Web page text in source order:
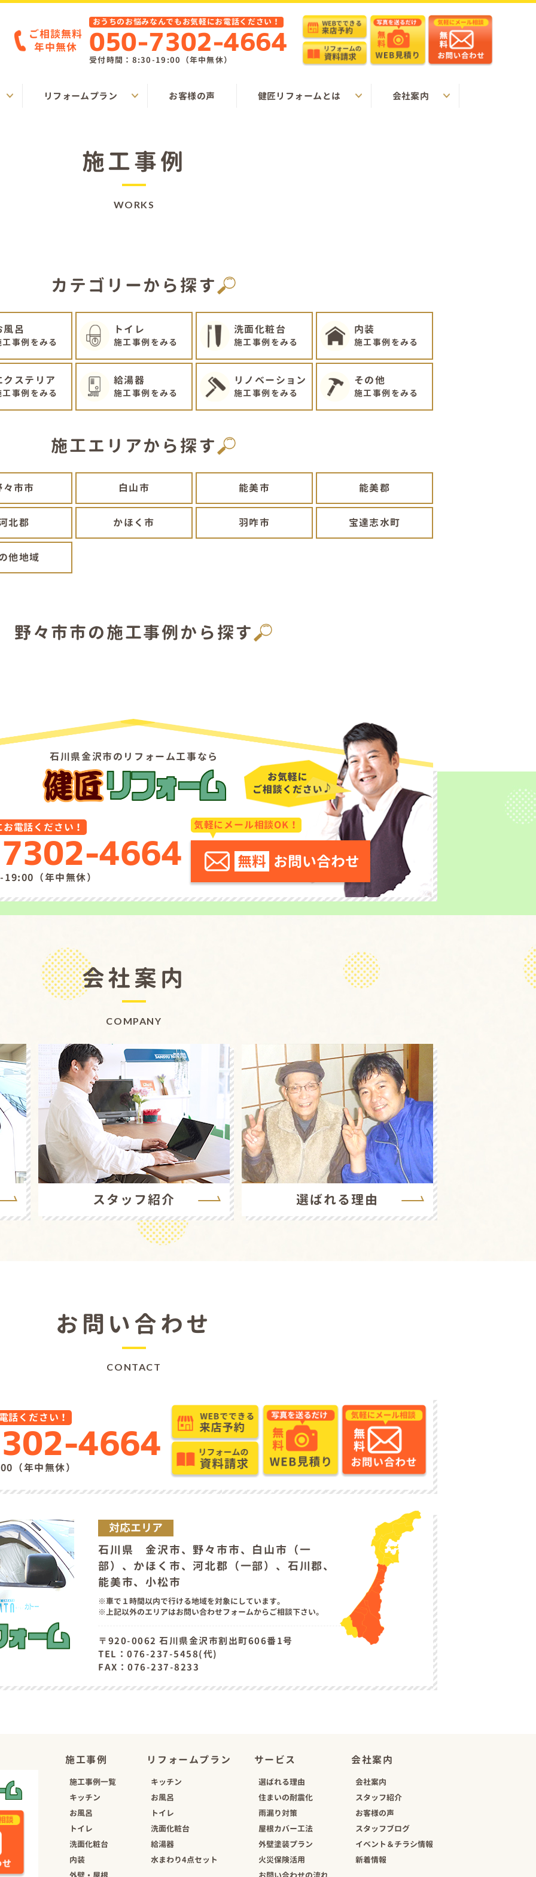
ご相談無料
年中無休
おうちのお悩みなんでもお気軽にお電話ください！
050-7302-4664
受付時間：8:30-19:00（年中無休）
リフォームプラン お客様の声 健匠リフォームとは 会社案内
施工事例
WORKS
カテゴリーから探す
風呂
工事例をみる
トイレ
施工事例をみる
洗面化粧台
施工事例をみる
内装
施工事例をみる
クステリア
工事例をみる
給湯器
施工事例をみる
リノベーション
施工事例をみる
その他
施工事例をみる
施工エリアから探す
々市市 白山市 能美市 能美郡
北郡 かほく市 羽咋市 宝達志水町
他地域
野々市市の施工事例から探す
石川県金沢市のリフォーム工事なら
電話ください！
4664
（年中無休）
気軽にメール相談OK！
無料 お問い合わせ
会社案内
COMPANY
スタッフ紹介 選ばれる理由
お問い合わせ
CONTACT
話ください！
4664
（年中無休）
対応エリア
石川県 金沢市、野々市市、白山市（一
部）、かほく市、河北郡（一部）、石川郡、
能美市、小松市
車で１時間以内で行ける地域を対象にしています。
上記以外のエリアはお問い合わせフォームからご相談下さい。
〒920-0062 石川県金沢市割出町606番1号
TEL：076-237-5458(代)
FAX：076-237-8233
施工事例
施工事例一覧
キッチン
お風呂
トイレ
洗面化粧台
内装
リフォームプラン
キッチン
お風呂
トイレ
洗面化粧台
給湯器
水まわり4点セット
サービス
選ばれる理由
住まいの耐震化
雨漏り対策
屋根カバー工法
外壁塗装プラン
火災保険活用
会社案内
会社案内
スタッフ紹介
お客様の声
スタッフブログ
イベント＆チラシ情報
新着情報